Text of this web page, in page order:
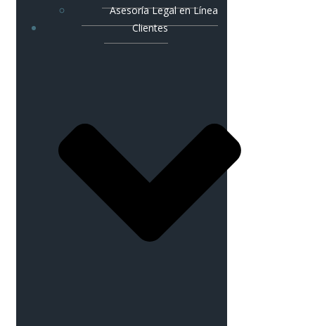
Asesoría Legal en Línea
Clientes